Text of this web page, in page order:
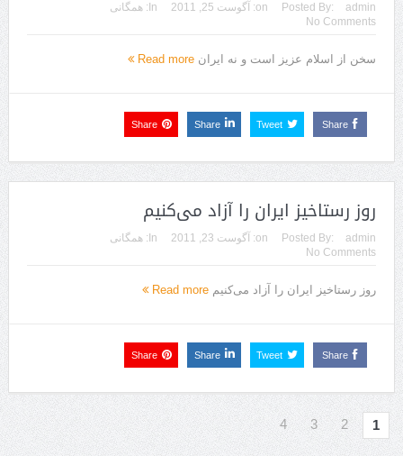
Posted By: admin
on: آگوست 25, 2011 In:
همگانی
No Comments
سخن از اسلام عزیز است و نه ایران Read more
Share
Tweet
Share
Share
روز رستاخیز ایران را آزاد می‌کنیم
Posted By: admin
on: آگوست 23, 2011 In:
همگانی
No Comments
روز رستاخیز ایران را آزاد می‌کنیم Read more
Share
Tweet
Share
Share
1
2
3
4